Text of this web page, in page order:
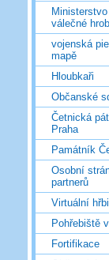
válečné
vojenská
mapě
Hloubkaři
Občanské
Četnická
Praha
Památník
Osobní
partnerů
Virtuální
Pohřebiště
Fortifikace